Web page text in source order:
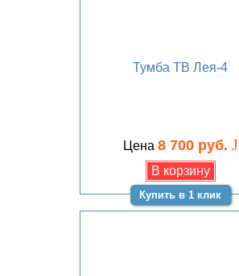
Тумба ТВ Лея-4
Цена 8 700 руб. J
Купить в 1 клик